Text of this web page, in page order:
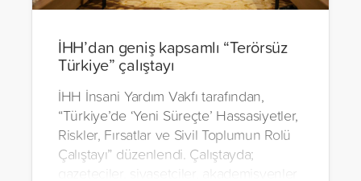
İHH’dan geniş kapsamlı “Terörsüz
Türkiye” çalıştayı
İHH İnsani Yardım Vakfı tarafından,
“Türkiye’de ‘Yeni Süreçte’ Hassasiyetler,
Riskler, Fırsatlar ve Sivil Toplumun Rolü
Çalıştayı” düzenlendi. Çalıştayda;